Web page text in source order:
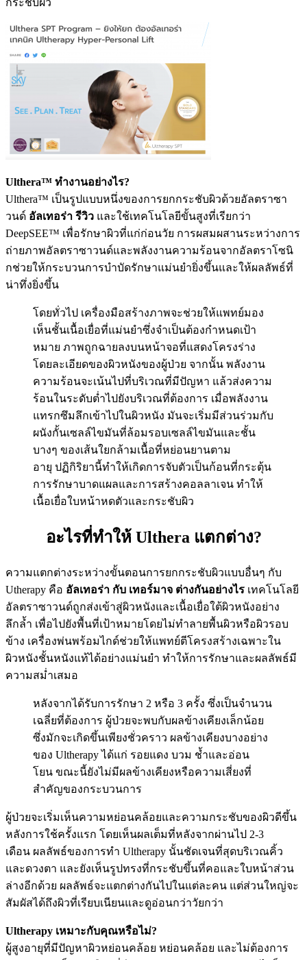
กระชับผิว
Ulthera™ ทำงานอย่างไร?
Ulthera™ เป็นรูปแบบหนึ่งของการยกกระชับผิวด้วยอัลตราซา
วนด์ อัลเทอร่า รีวิว และใช้เทคโนโลยีขั้นสูงที่เรียกว่า
DeepSEE™ เพื่อรักษาผิวที่แก่ก่อนวัย การผสมผสานระหว่างการ
ถ่ายภาพอัลตราซาวนด์และพลังงานความร้อนจากอัลตราโซนิ
กช่วยให้กระบวนการบำบัดรักษาแม่นยำยิ่งขึ้นและให้ผลลัพธ์ที่
น่าทึ่งยิ่งขึ้น
โดยทั่วไป เครื่องมือสร้างภาพจะช่วยให้แพทย์มอง
เห็นชั้นเนื้อเยื่อที่แม่นยำซึ่งจำเป็นต้องกำหนดเป้า
หมาย ภาพถูกฉายลงบนหน้าจอที่แสดงโครงร่าง
โดยละเอียดของผิวหนังของผู้ป่วย จากนั้น พลังงาน
ความร้อนจะเน้นไปที่บริเวณที่มีปัญหา แล้วส่งความ
ร้อนในระดับต่ำไปยังบริเวณที่ต้องการ เมื่อพลังงาน
แทรกซึมลึกเข้าไปในผิวหนัง มันจะเริ่มมีส่วนร่วมกับ
ผนังกั้นเซลล์ไขมันที่ล้อมรอบเซลล์ไขมันและชั้น
บางๆ ของเส้นใยกล้ามเนื้อที่หย่อนยานตาม
อายุ ปฏิกิริยานี้ทำให้เกิดการจับตัวเป็นก้อนที่กระตุ้น
การรักษาบาดแผลและการสร้างคอลลาเจน ทำให้
เนื้อเยื่อใบหน้าหดตัวและกระชับผิว
อะไรที่ทำให้ Ulthera แตกต่าง?
ความแตกต่างระหว่างขั้นตอนการยกกระชับผิวแบบอื่นๆ กับ
Utherapy คือ อัลเทอร่า กับ เทอร์มาจ ต่างกันอย่างไร เทคโนโลยี
อัลตราซาวนด์ถูกส่งเข้าสู่ผิวหนังและเนื้อเยื่อใต้ผิวหนังอย่าง
ลึกล้ำ เพื่อไปยังพื้นที่เป้าหมายโดยไม่ทำลายพื้นผิวหรือผิวรอบ
ข้าง เครื่องพ่นพร้อมไกด์ช่วยให้แพทย์ตีโครงสร้างเฉพาะใน
ผิวหนังชั้นหนังแท้ได้อย่างแม่นยำ ทำให้การรักษาและผลลัพธ์มี
ความสม่ำเสมอ
หลังจากได้รับการรักษา 2 หรือ 3 ครั้ง ซึ่งเป็นจำนวน
เฉลี่ยที่ต้องการ ผู้ป่วยจะพบกับผลข้างเคียงเล็กน้อย
ซึ่งมักจะเกิดขึ้นเพียงชั่วคราว ผลข้างเคียงบางอย่าง
ของ Ultherapy ได้แก่ รอยแดง บวม ช้ำและอ่อน
โยน ขณะนี้ยังไม่มีผลข้างเคียงหรือความเสี่ยงที่
สำคัญของกระบวนการ
ผู้ป่วยจะเริ่มเห็นความหย่อนคล้อยและความกระชับของผิวดีขึ้น
หลังการใช้ครั้งแรก โดยเห็นผลเต็มที่หลังจากผ่านไป 2-3
เดือน ผลลัพธ์ของการทำ Ultherapy นั้นชัดเจนที่สุดบริเวณคิ้ว
และดวงตา และยังเห็นรูปทรงที่กระชับขึ้นที่คอและใบหน้าส่วน
ล่างอีกด้วย ผลลัพธ์จะแตกต่างกันไปในแต่ละคน แต่ส่วนใหญ่จะ
สัมผัสได้ถึงผิวที่เรียบเนียนและดูอ่อนกว่าวัยกว่า
Ultherapy เหมาะกับคุณหรือไม่?
ผู้สูงอายุที่มีปัญหาผิวหย่อนคล้อย หย่อนคล้อย และไม่ต้องการ